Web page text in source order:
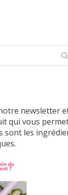
newsletter
qui vous
sont les